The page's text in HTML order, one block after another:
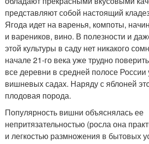
представляют собой настоящий
Ягода идет на варенья, компоты,
и вареников, вино. В полезности и
этой культуры в саду нет никакого
начале 21-го века уже трудно
все деревни в средней полосе России
вишневых садах. Наряду с яблоней
плодовая порода.
Популярность вишни объяснялась ее
непритязательностью (росла она
и легкостью размножения в бытовых